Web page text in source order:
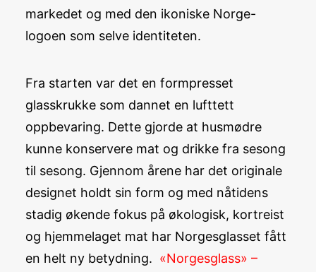
markedet og med den ikoniske Norge-
logoen som selve identiteten.
Fra starten var det en formpresset
glasskrukke som dannet en lufttett
oppbevaring. Dette gjorde at husmødre
kunne konservere mat og drikke fra sesong
til sesong. Gjennom årene har det originale
designet holdt sin form og med nåtidens
stadig økende fokus på økologisk, kortreist
og hjemmelaget mat har Norgesglasset fått
en helt ny betydning. «Norgesglass» –